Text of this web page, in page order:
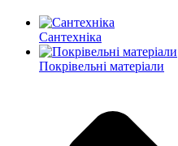
Сантехніка
Покрівельні матеріали